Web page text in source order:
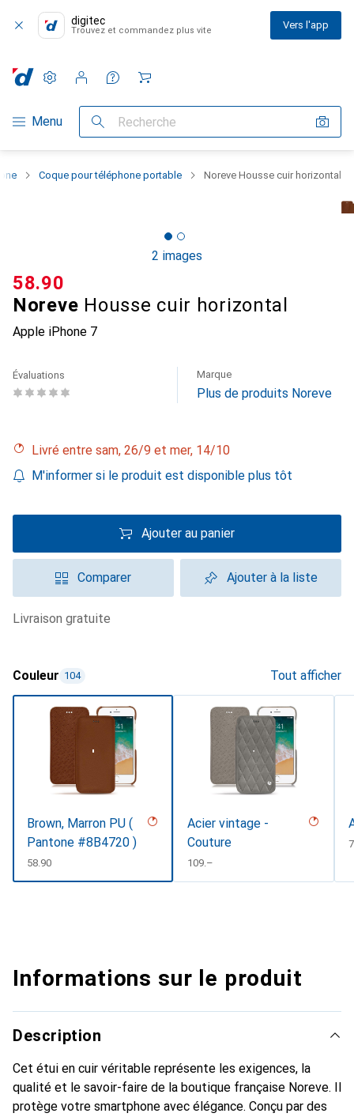
digitec
Trouvez et commandez plus vite Vers l'app
Navigation par catégorie
Menu Recherche
Paramètres
Compte client
Listes de comparaison
Listes d'envies
Panier
Coque pour téléphone portable Noreve Housse cuir horizontal
2 images
Noreve Housse cuir horizontal
Apple iPhone 7
CHF
58.90
Évaluations Marque
Plus de produits Noreve
Livré entre sam, 26/9 et mer, 14/10
M'informer si le produit est disponible plus tôt
Ajouter au panier
Comparer Ajouter à la liste
livraison gratuite
Couleur 104 Tout afficher
Brown, Marron PU (
Pantone #8B4720 )
CHF
58.90
Acier vintage -
Couture
CHF
109.–
Informations sur le produit
Description
Cet étui en cuir véritable représente les exigences, la
qualité et le savoir-faire de la boutique française Noreve. Il
protège votre smartphone avec élégance. Conçu par des